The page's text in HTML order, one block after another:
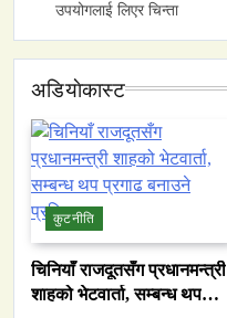
उपयोगलाई लिएर चिन्ता
अडियाेकास्ट
कुटनीति
चिनियाँ राजदूतसँग प्रधानमन्त्री
शाहको भेटवार्ता, सम्बन्ध थप